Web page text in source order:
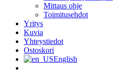
Mittaus ohje
Toimitusehdot
Yritys
Kuvia
Yhteystiedot
Ostoskori
English